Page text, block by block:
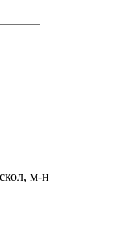
м-н